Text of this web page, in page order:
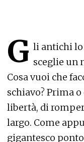
G li antichi lo
sceglie un
Cosa vuoi che
schiavo? Prima
libertà, di
largo. Come
gigantesco